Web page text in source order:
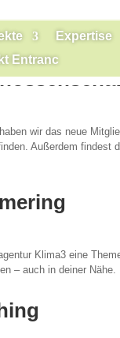
Expertise
Entranc
wir das neue
Außerdem findest
Klima3 eine
– auch in deiner Nähe.